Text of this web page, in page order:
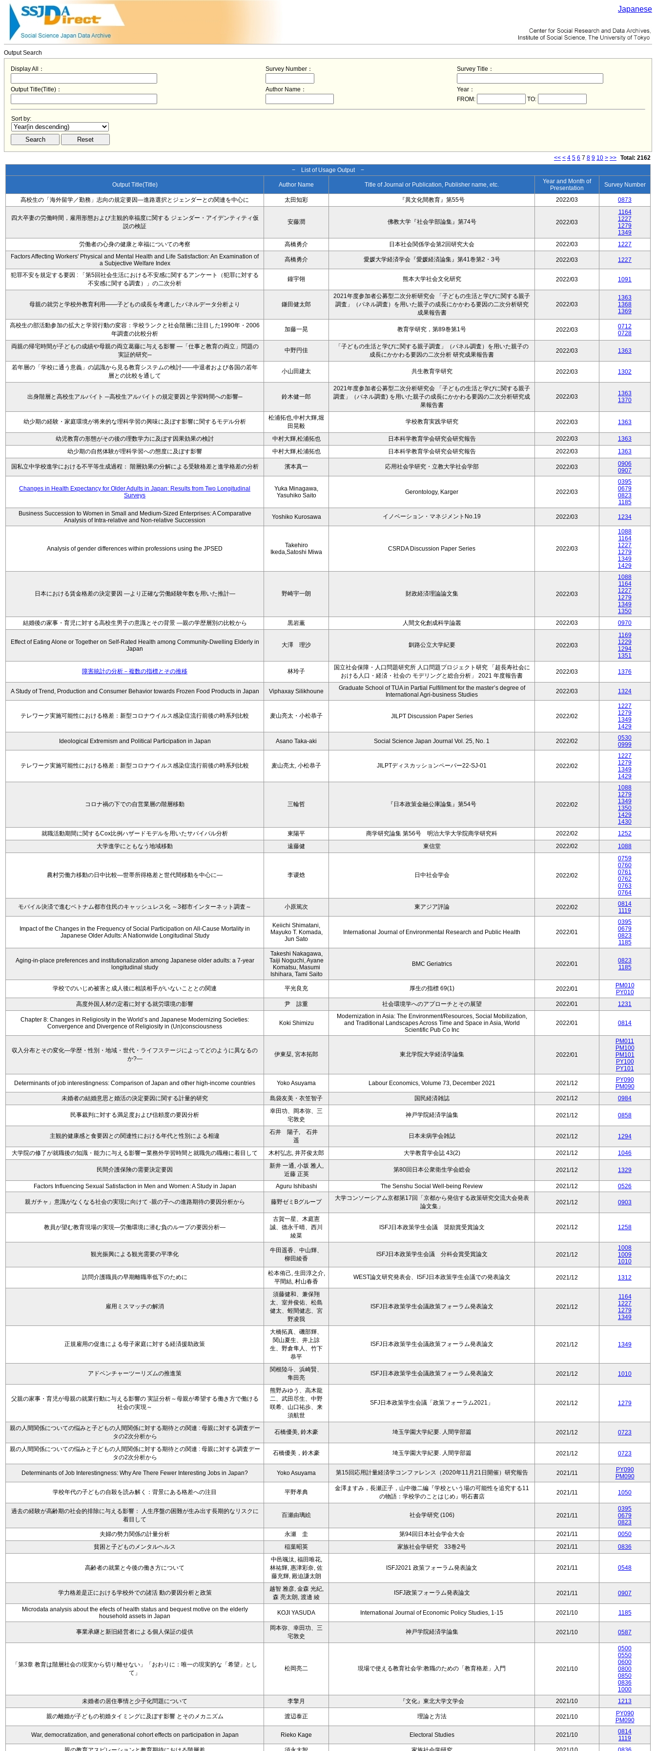
Japanese
Output Search
Display All： Survey Number： Survey Title：
Output Title(Title)： Author Name：
Year：
FROM:
TO:
Sort by:
<< < 4 5 6 7 8 9 10 > >> Total: 2162
− List of Usage Output −
Output Title(Title) Author Name Title of Journal or Publication, Publisher name, etc.
Year and Month of
Presentation
Survey Number
高校生の「海外留学／勤務」志向の規定要因―進路選択とジェンダーとの関連を中心に 太田知彩 『異文化間教育』第55号 2022/03 0873
四大卒妻の労働時間，雇用形態および主観的幸福度に関する ジェンダー・アイデンティティ仮
説の検証
安藤潤 佛教大学『社会学部論集』第74号 2022/03
1164
1227
1279
1349
労働者の心身の健康と幸福についての考察
高橋勇介 日本社会関係学会第2回研究大会 2022/03
1227
Factors Affecting Workers' Physical and Mental Health and Life Satisfaction: An Examination of
a Subjective Welfare Index
高橋勇介 愛媛大学経済学会『愛媛経済論集』第41巻第2・3号 2022/03 1227
犯罪不安を規定する要因 : 「第5回社会生活における不安感に関するアンケート（犯罪に対する
不安感に関する調査）」の二次分析
鐘宇翎 熊本大学社会文化研究 2022/03 1091
母親の就労と学校外教育利用――子どもの成長を考慮したパネルデータ分析より 鎌田健太郎
2021年度参加者公募型二次分析研究会 「子どもの生活と学びに関する親子
調査」（パネル調査）を用いた親子の成長にかかわる要因の二次分析研究
成果報告書
2022/03
1363
1368
1369
高校生の部活動参加の拡大と学習行動の変容：学校ランクと社会階層に注目した1990年・2006
年調査の比較分析
加藤一晃 教育学研究，第89巻第1号 2022/03
0712
0728
両親の帰宅時間が子どもの成績や母親の両立葛藤に与える影響 ―「仕事と教育の両立」問題の
実証的研究─
中野円佳
「子どもの生活と学びに関する親子調査」（パネル調査）を用いた親子の
成長にかかわる要因の二次分析 研究成果報告書
2022/03 1363
若年層の「学校に通う意義」の認識から見る教育システムの検討――中退者および各国の若年
層との比較を通して
小山田建太 共生教育学研究 2022/03 1302
出身階層と高校生アルバイト ─高校生アルバイトの規定要因と学習時間への影響─ 鈴木健一郎
2021年度参加者公募型二次分析研究会 「子どもの生活と学びに関する親子
調査」（パネル調査) を用いた親子の成長にかかわる要因の二次分析研究成
果報告書
2022/03
1363
1370
幼少期の経験・家庭環境が将来的な理科学習の興味に及ぼす影響に関するモデル分析
松浦拓也,中村大輝,堀
田晃毅
学校教育実践学研究 2022/03 1363
幼児教育の形態がその後の理数学力に及ぼす因果効果の検討 中村大輝,松浦拓也 日本科学教育学会研究会研究報告 2022/03
1363
幼少期の自然体験が理科学習への態度に及ぼす影響
中村大輝,松浦拓也 日本科学教育学会研究会研究報告 2022/03 1363
国私立中学校進学における不平等生成過程： 階層効果の分解による受験格差と進学格差の分析 濱本真一 応用社会学研究・立教大学社会学部 2022/03
0906
0907
Changes in Health Expectancy for Older Adults in Japan: Results from Two Longitudinal
Surveys
Yuka Minagawa,
Yasuhiko Saito
Gerontology, Karger 2022/03
0395
0679
0823
1185
Business Succession to Women in Small and Medium-Sized Enterprises: A Comparative
Analysis of Intra-relative and Non-relative Succession
Yoshiko Kurosawa イノベーション・マネジメントNo.19 2022/03 1234
Analysis of gender differences within professions using the JPSED
Takehiro
Ikeda,Satoshi Miwa
CSRDA Discussion Paper Series 2022/03
1088
1164
1227
1279
1349
1429
日本における賃金格差の決定要因 ―より正確な労働経験年数を用いた推計― 野崎宇一朗 財政経済理論論文集 2022/03
1088
1164
1227
1279
1349
1350
結婚後の家事・育児に対する高校生男子の意識とその背景 ―親の学歴層別の比較から
黒岩薫 人間文化創成科学論叢 2022/03 0970
Effect of Eating Alone or Together on Self-Rated Health among Community-Dwelling Elderly in
Japan
大澤 理沙 釧路公立大学紀要 2022/03
1169
1229
1294
1351
障害統計の分析－複数の指標とその推移 林玲子
国立社会保障・人口問題研究所 人口問題プロジェクト研究 「超長寿社会に
おける人口・経済・社会の モデリングと総合分析」 2021 年度報告書
2022/03 1376
A Study of Trend, Production and Consumer Behavior towards Frozen Food Products in Japan Viphaxay Silikhoune
Graduate School of TUA in Partial Fulfillment for the master’s degree of
International Agri-business Studies
2022/03 1324
テレワーク実施可能性における格差：新型コロナウイルス感染症流行前後の時系列比較 麦山亮太・小松恭子 JILPT Discussion Paper Series 2022/02
1227
1279
1349
1429
Ideological Extremism and Political Participation in Japan Asano Taka-aki Social Science Japan Journal Vol. 25, No. 1 2022/02
0530
0999
テレワーク実施可能性における格差：新型コロナウイルス感染症流行前後の時系列比較 麦山亮太, 小松恭子 JILPTディスカッションペーパー22-SJ-01 2022/02
1227
1279
1349
1429
コロナ禍の下での自営業層の階層移動 三輪哲 『日本政策金融公庫論集』第54号 2022/02
1088
1279
1349
1350
1429
1430
就職活動期間に関するCox比例ハザードモデルを用いたサバイバル分析
東陽平 商学研究論集 第56号 明治大学大学院商学研究科 2022/02
1252
大学進学にともなう地域移動
遠藤健 東信堂 2022/02 1088
農村労働力移動の日中比較―世帯所得格差と世代間移動を中心に― 李谡焓 日中社会学会 2022/02
0759
0760
0761
0762
0763
0764
モバイル決済で進むベトナム都市住民のキャッシュレス化 ～3都市インターネット調査～ 小原篤次 東アジア評論 2022/02
0814
1119
Impact of the Changes in the Frequency of Social Participation on All-Cause Mortality in
Japanese Older Adults: A Nationwide Longitudinal Study
Keiichi Shimatani,
Mayuko T. Komada,
Jun Sato
International Journal of Environmental Research and Public Health 2022/01
0395
0679
0823
1185
Aging-in-place preferences and institutionalization among Japanese older adults: a 7-year
longitudinal study
Takeshi Nakagawa,
Taiji Noguchi, Ayane
Komatsu, Masumi
Ishihara, Tami Saito
BMC Geriatrics 2022/01
0823
1185
学校でのいじめ被害と成人後に相談相手がいないこととの関連 平光良充 厚生の指標 69(1) 2022/01
PM010
PY010
高度外国人材の定着に対する就労環境の影響
尹 諒重 社会環境学へのアプローチとその展望 2022/01 1231
Chapter 8: Changes in Religiosity in the World’s and Japanese Modernizing Societies:
Convergence and Divergence of Religiosity in (Un)consciousness
Koki Shimizu
Modernization in Asia: The Environment/Resources, Social Mobilization,
and Traditional Landscapes Across Time and Space in Asia, World
Scientific Pub Co Inc
2022/01 0814
収入分布とその変化―学歴・性別・地域・世代・ライフステージによってどのように異なるの
か?―
伊東栞, 宮本拓郎 東北学院大学経済学論集 2022/01
PM011
PM100
PM101
PY100
PY101
Determinants of job interestingness: Comparison of Japan and other high-income countries Yoko Asuyama Labour Economics, Volume 73, December 2021 2021/12
PY090
PM090
未婚者の結婚意思と婚活の決定要因に関する計量的研究
島袋友美・衣笠智子 国民経済雑誌 2021/12 0984
民事裁判に対する満足度および信頼度の要因分析
幸田功、岡本弥、三
宅敦史
神戸学院経済学論集 2021/12 0858
主観的健康感と食要因との関連性における年代と性別による相違
石井 陽子, 石井
遥
日本未病学会雑誌 2021/12 1294
大学院の修了が就職後の知識・能力に与える影響ー業務外学習時間と就職先の職種に着目して 木村弘志, 井芹俊太郎 大学教育学会誌 43(2) 2021/12 1046
民間介護保険の需要決定要因
新井 一通, 小坂 雅人,
近藤 正英
第80回日本公衆衛生学会総会 2021/12 1329
Factors Influencing Sexual Satisfaction in Men and Women: A Study in Japan Aguru Ishibashi The Senshu Social Well-being Review 2021/12 0526
親ガチャ」意識がなくなる社会の実現に向けて -親の子への進路期待の要因分析から 藤野ゼミBグループ
大学コンソーシアム京都第17回「京都から発信する政策研究交流大会発表
論文集」
2021/12 0903
教員が望む教育現場の実現―労働環境に潜む負のループの要因分析―
古賀一星、木庭憲
誠、德永千晴、西川
綾菜
ISFJ日本政策学生会議 奨励賞受賞論文 2021/12 1258
観光振興による観光需要の平準化
牛田遥香、中山輝、
柳田綾香
ISFJ日本政策学生会議 分科会賞受賞論文 2021/12
1008
1009
1010
訪問介護職員の早期離職率低下のために
松本侑己, 生田淳之介,
平間結, 村山春香
WEST論文研究発表会、ISFJ日本政策学生会議での発表論文 2021/12 1312
雇用ミスマッチの解消
須藤健和、兼保翔
太、室井俊佑、松島
健太、蛭間健志、宮
野凌我
ISFJ日本政策学生会議政策フォーラム発表論文 2021/12
1164
1227
1279
1349
正規雇用の促進による母子家庭に対する経済援助政策
大橋拓真、磯部輝、
関山夏生、井上諒
生、野倉隼人、竹下
恭平
ISFJ日本政策学生会議政策フォーラム発表論文 2021/12 1349
アドベンチャーツーリズムの推進策
関根陸斗、浜崎賢、
隼田亮
ISFJ日本政策学生会議政策フォーラム発表論文 2021/12 1010
父親の家事・育児が母親の就業行動に与える影響の 実証分析～母親が希望する働き方で働ける
社会の実現～
熊野みゆう、高木龍
二、武田尽生、中野
咲希、山口祐歩、来
須航世
SFJ日本政策学生会議「政策フォーラム2021」 2021/12 1279
親の人間関係についての悩みと子どもの人間関係に対する期待との関連 : 母親に対する調査デー
タの2次分析から
石橋優美, 鈴木豪 埼玉学園大学紀要. 人間学部篇 2021/12 0723
親の人間関係についての悩みと子どもの人間関係に対する期待との関連 : 母親に対する調査デー
タの2次分析から
石橋優美，鈴木豪 埼玉学園大学紀要. 人間学部篇 2021/12 0723
Determinants of Job Interestingness: Why Are There Fewer Interesting Jobs in Japan? Yoko Asuyama 第15回応用計量経済学コンファレンス（2020年11月21日開催）研究報告 2021/11
PY090
PM090
学校年代の子どもの自殺を読み解く：背景にある格差への注目 平野孝典
金澤ますみ，長瀬正子，山中徹二編『学校という場の可能性を追究する11
の物語：学校学のことはじめ』明石書店
2021/11 1050
過去の経験が高齢期の社会的排除に与える影響： 人生序盤の困難が生み出す長期的なリスクに
着目して
百瀬由璃絵 社会学研究 (106) 2021/11
0395
0679
0823
夫婦の勢力関係の計量分析
永瀬 圭 第94回日本社会学会大会 2021/11
0050
貧困と子どものメンタルヘルス
稲葉昭英 家族社会学研究 33巻2号 2021/11 0836
高齢者の就業と今後の働き方について
中邑颯汰, 福田唯花,
林祐輝, 惠津彩奈, 佐
藤充輝, 殿迫謙太朗
ISFJ2021 政策フォーラム発表論文 2021/11 0548
学力格差是正における学校外での諸活 動の要因分析と政策
越智 雅彦, 金森 光紀,
森 亮太朗, 渡邊 綾
ISFJ政策フォーラム発表論文 2021/11 0907
Microdata analysis about the efects of health status and bequest motive on the elderly
household assets in Japan
KOJI YASUDA International Journal of Economic Policy Studies, 1-15 2021/10 1185
事業承継と新旧経営者による個人保証の提供
岡本弥、幸田功、三
宅敦史
神戸学院経済学論集 2021/10 0587
「第3章 教育は階層社会の現実から切り離せない」「おわりに：唯一の現実的な「希望」とし
て」
松岡亮二 現場で使える教育社会学:教職のための「教育格差」入門 2021/10
0500
0550
0600
0800
0850
0836
1000
未婚者の居住事情と少子化問題について
李擎月 『文化』東北大学文学会 2021/10 1213
親の離婚が子どもの初婚タイミングに及ぼす影響 とそのメカニズム 渡辺泰正 理論と方法 2021/10
PY090
PM090
War, democratization, and generational cohort effects on participation in Japan Rieko Kage Electoral Studies 2021/10
0814
1119